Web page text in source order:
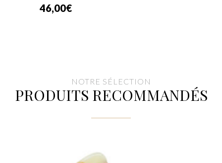
46,00€
NOTRE SÉLECTION
PRODUITS RECOMMANDÉS